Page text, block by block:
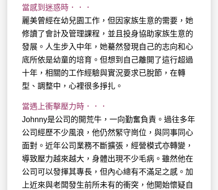
當感到迷惑時．．．
麗美曾經在幼兒園工作，但因家族生意的需要，她
修讀了會計及管理課程，並且投身協助家族生意的
發展。人生步入中年，她驀然發現自己的志向和心
底所依是幼童的培育。但想到自己離開了這行超過
十年，相關的工作經驗與實況要求已脫節，在轉
型、調整中，心裡很多掙扎。
當遇上衝擊壓力時．．．
Johnny是公司的開荒牛，一向勤奮負責。過往多年
公司經歷不少風浪，他仍然緊守崗位，與同事同心
面對。近年公司業務不斷擴張，經營模式亦轉變，
導致壓力越來越大，身體出現不少毛病。雖然他在
公司可以發揮其專長，但內心總有不滿足之感。加
上近來與老闆發生前所未有的衝突，他開始懷疑自